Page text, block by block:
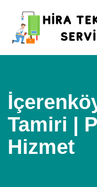
Tamiri |
Hizmet